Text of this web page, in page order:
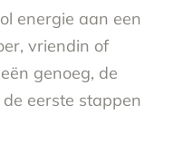
energie aan een
vriendin of
genoeg, de
eerste stappen